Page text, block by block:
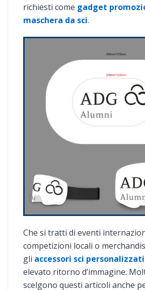
richiesti come gadget
maschera da sci.
Che si tratti di eventi
competizioni locali o
gli accessori sci personalizzati
elevato ritorno d’immagine.
scelgono questi articoli anche